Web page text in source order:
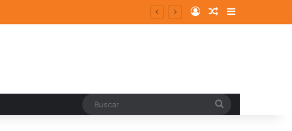
Log InRandom Article
Sidebar